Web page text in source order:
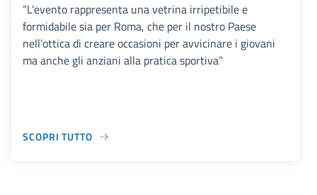
“L’evento rappresenta una vetrina irripetibile e
formidabile sia per Roma, che per il nostro Paese
nell’ottica di creare occasioni per avvicinare i giovani
ma anche gli anziani alla pratica sportiva”
SCOPRI TUTTO